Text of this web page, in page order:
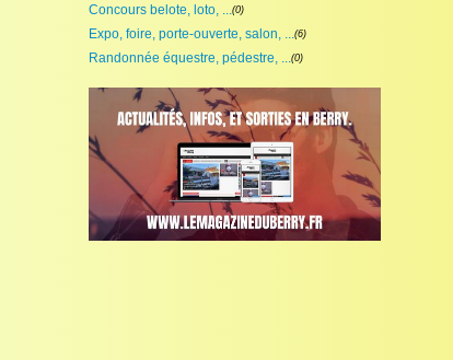
Concours belote, loto, ...(0)
Expo, foire, porte-ouverte, salon, ...(6)
Randonnée équestre, pédestre, ...(0)